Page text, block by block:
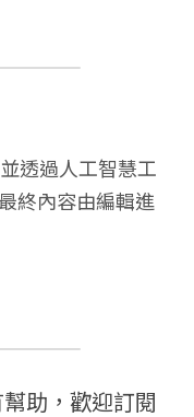
透過人工智慧工
終內容由編輯進